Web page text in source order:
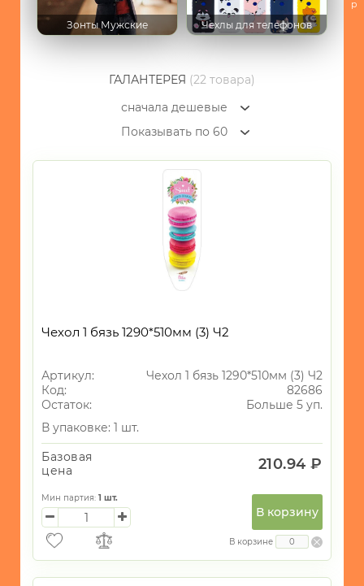
ИГРУШКИ
ТОВАРЫ
Мужские
Чехлы
телефонов
ТЕКСТИЛЬ
ОСВЕЩЕНИЕ
ТОВАРЫ
ТУРИЗМА
ПИКНИКА
МОРСКАЯ
Зонты Мужские Чехлы для телефонов
ГАЛАНТЕРЕЯ (22 товара)
сначала дешевые
Показывать по 60
Чехол 1 бязь 1290*510мм (3) Ч2
Артикул:
Чехол 1 бязь 1290*510мм (3) Ч2
Код:
82686
Остаток:
Больше 5 уп.
В упаковке: 1 шт.
Базовая
цена
210.94 ₽
Мин партия: 1 шт.
В корзину
В корзине
р